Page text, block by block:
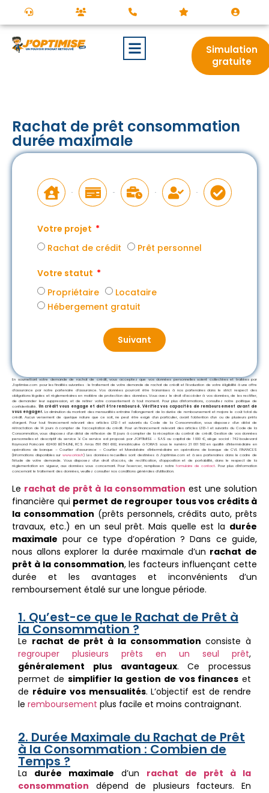
Simulation
gratuite
Rachat de prêt consommation
durée maximale
Votre projet
Rachat de crédit
Prêt personnel
Votre statut
Propriétaire
Locataire
Hébergement gratuit
Suivant
En soumettant votre demande de rachat de crédit, vous acceptez que vos données personnelles soient collectées et traitées par
J’optimise.com pour les finalités suivantes : le traitement de votre demande de rachat de crédit et l’évaluation de votre éligibilité à une offre
d’assurance par notre partenaire d’assurance. Vos données pourront être transmises à nos partenaires dans le strict respect des
obligations légales et réglementaires en matière de protection des données. Vous avez le droit d’accéder à vos données, de les rectifier,
de demander leur suppression, et de retirer votre consentement à tout moment. Pour plus d’informations, consultez notre politique de
confidentialité. Un crédit vous engage et doit être remboursé. Vérifiez vos capacités de remboursement avant de
vous engager. La diminution du montant des mensualités entraine l’allongement de la durée de remboursement et majore le coût total du
crédit. Aucun versement de quelque nature que ce soit, ne peut être exigé d’un particulier, avant l’obtention d’un ou de plusieurs prêts
d’argent. Pour tout financement relevant des articles L312-1 et suivants du Code de la Consommation, vous disposez d’un délai de
rétractation de 14 jours à compter de l’acceptation du crédit. Pour un financement relevant des articles L313-1 et suivants du Code de la
Consommation, vous disposez d’un délai de réflexion de 10 jours à compter de la réception du contrat de crédit. Gestion de vos données
personnelles et descriptif du service ⇲ Ce service est proposé par J’OPTIMISE – SAS au capital de 1 000 €, siège social : 742 boulevard
Raymond Poincaré 62400 BÉTHUNE, RCS Arras 891 861 692, immatriculée à l’ORIAS sous le numéro 21 001 592 en qualité d’Intermédiaire en
opérations de banque – Courtier d’assurance – Courtier et Mandataire d’intermédiaire en opérations de banque de CVL FINANCES
(Informations disponibles sur www.orias.fr) Les données recueillies sont destinées à J’optimise.com et à ses partenaires dans le cadre de
l’étude de votre demande. Vous disposez d’un droit d’accès, de rectification, d’opposition et de portabilité, dans le respect de la
réglementation en vigueur, aux données vous concernant. Pour l’exercer, remplissez notre formulaire de contact. Pour plus d’information
concernant le traitement des données, veuillez consulter nos conditions générales d’utilisation.
Le rachat de prêt à la consommation est une solution
financière qui permet de regrouper tous vos crédits à
la consommation (prêts personnels, crédits auto, prêts
travaux, etc.) en un seul prêt. Mais quelle est la durée
maximale pour ce type d’opération ? Dans ce guide,
nous allons explorer la durée maximale d’un rachat de
prêt à la consommation, les facteurs influençant cette
durée et les avantages et inconvénients d’un
remboursement étalé sur une longue période.
1. Qu’est-ce que le Rachat de Prêt à
la Consommation ?
Le rachat de prêt à la consommation consiste à
regrouper plusieurs prêts en un seul prêt,
généralement plus avantageux. Ce processus
permet de simplifier la gestion de vos finances et
de réduire vos mensualités. L’objectif est de rendre
le remboursement plus facile et moins contraignant.
2. Durée Maximale du Rachat de Prêt
à la Consommation : Combien de
Temps ?
La durée maximale d’un rachat de prêt à la
consommation dépend de plusieurs facteurs. En